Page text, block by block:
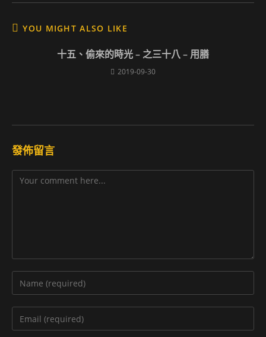
YOU MIGHT ALSO LIKE
十五、偷來的時光 – 之三十八 – 用膳
2019-09-30
發佈留言
Comment
Enter
your
name
Enter
your